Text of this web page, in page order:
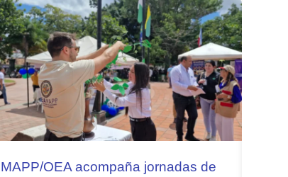
MAPP/OEA acompaña jornadas de